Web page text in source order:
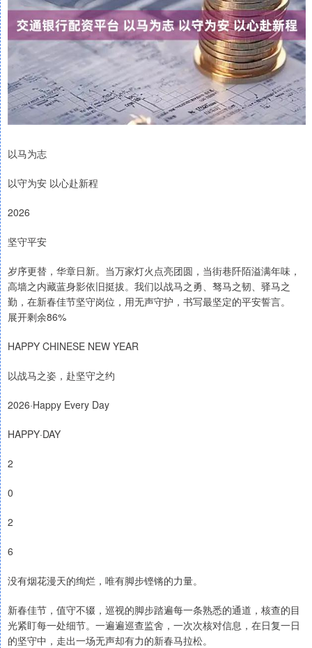
以马为志
以守为安 以心赴新程
2026
坚守平安
岁序更替，华章日新。当万家灯火点亮团圆，当街巷阡陌溢满年味，
高墙之内藏蓝身影依旧挺拔。我们以战马之勇、驽马之韧、驿马之
勤，在新春佳节坚守岗位，用无声守护，书写最坚定的平安誓言。
展开剩余86%
HAPPY CHINESE NEW YEAR
以战马之姿，赴坚守之约
2026·Happy Every Day
HAPPY·DAY
2
0
2
6
没有烟花漫天的绚烂，唯有脚步铿锵的力量。
新春佳节，值守不辍，巡视的脚步踏遍每一条熟悉的通道，核查的目
光紧盯每一处细节。一遍遍巡查监舍，一次次核对信息，在日复一日
的坚守中，走出一场无声却有力的新春马拉松。